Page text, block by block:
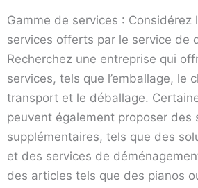
Gamme de services : Considérez
services offerts par le service de
Recherchez une entreprise qui
services, tels que l’emballage, le
transport et le déballage.
peuvent également proposer des
supplémentaires, tels que des
et des services de
des articles tels que des pianos